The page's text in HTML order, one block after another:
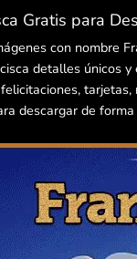
Gratis para
con nombre
detalles únicos
descargar de